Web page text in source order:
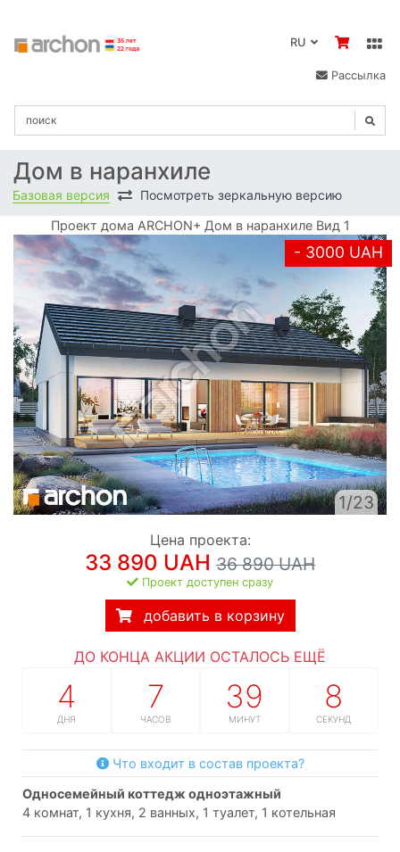
Рассылка
Дом в наранхиле
Базовая версия Посмотреть зеркальную версию
Проект дома ARCHON+ Дом в наранхиле Вид 1
- 3000 UAH
1/23
Цена проекта:
33 890 UAH 36 890 UAH
Проект доступен сразу
добавить в корзину
ДО КОНЦА АКЦИИ ОСТАЛОСЬ ЕЩЁ
4
ДНЯ
7
ЧАСОВ
39
МИНУТ
7
СЕКУНД
Что входит в состав проекта?
односемейный коттедж одноэтажный
4 комнат, 1 кухня, 2 ванных, 1 туалет, 1 котельная